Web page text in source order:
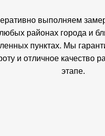
выполняем
любых районах города и
пунктах. Мы
и отличное качество
этапе.